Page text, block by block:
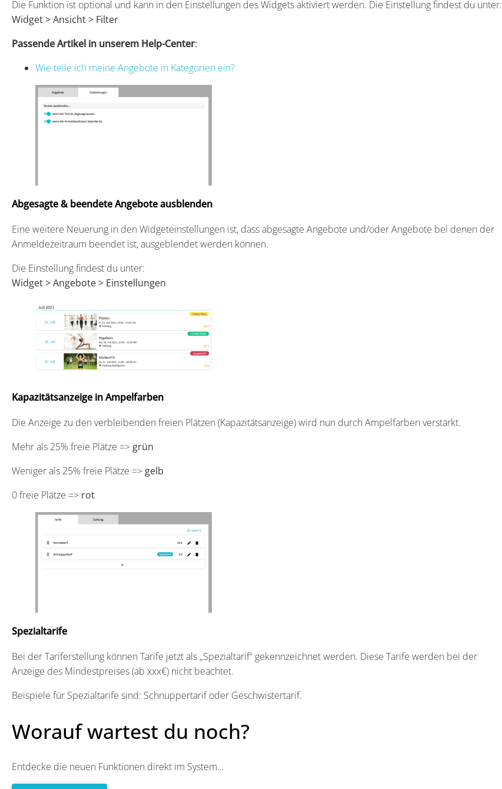
Die Funktion ist optional und kann in den Einstellungen des Widgets aktiviert werden. Die Einstellung findest du unter:
Widget > Ansicht > Filter
Passende Artikel in unserem Help-Center:
Wie teile ich meine Angebote in Kategorien ein?
Abgesagte & beendete Angebote ausblenden
Eine weitere Neuerung in den Widgeteinstellungen ist, dass abgesagte Angebote und/oder Angebote bei denen der
Anmeldezeitraum beendet ist, ausgeblendet werden können.
Die Einstellung findest du unter:
Widget > Angebote > Einstellungen
Kapazitätsanzeige in Ampelfarben
Die Anzeige zu den verbleibenden freien Plätzen (Kapazitätsanzeige) wird nun durch Ampelfarben verstärkt.
Mehr als 25% freie Plätze => grün
Weniger als 25% freie Plätze => gelb
0 freie Plätze => rot
Spezialtarife
Bei der Tariferstellung können Tarife jetzt als „Spezialtarif“ gekennzeichnet werden. Diese Tarife werden bei der
Anzeige des Mindestpreises (ab xxx€) nicht beachtet.
Beispiele für Spezialtarife sind: Schnuppertarif oder Geschwistertarif.
Worauf wartest du noch?
Entdecke die neuen Funktionen direkt im System…